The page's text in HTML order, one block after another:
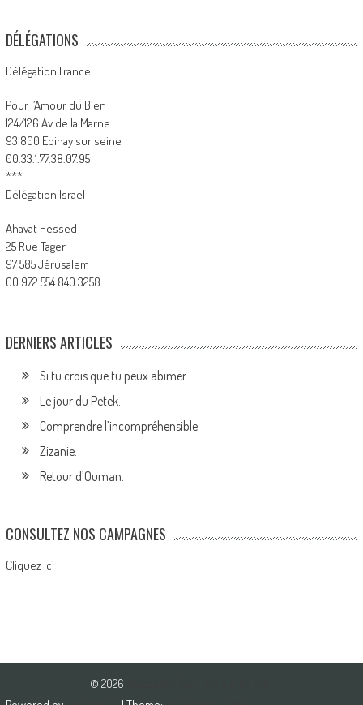
DÉLÉGATIONS
Délégation France
Pour l’Amour du Bien
124/126 Av de la Marne
93 800 Epinay sur seine
00.33.1.77.38.07.95
***
Délégation Israël
Ahavat Hessed
25 Rue Tager
97 585 Jérusalem
00.972.554.840.3258
DERNIERS ARTICLES
Si tu crois que tu peux abimer…
Le jour du Petek.
Comprendre l’incompréhensible.
Zizanie.
Retour d’Ouman.
CONSULTEZ NOS CAMPAGNES
Cliquez Ici
© 2026